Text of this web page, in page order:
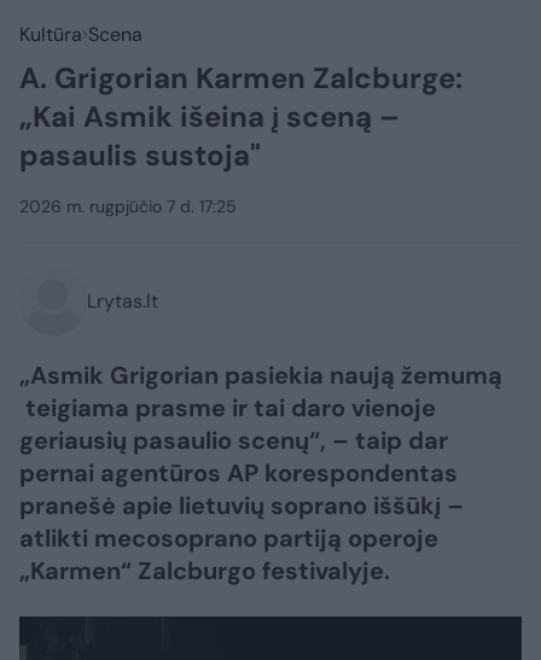
Kultūra Scena
A. Grigorian Karmen Zalcburge:
„Kai Asmik išeina į sceną –
pasaulis sustoja"
2026 m. rugpjūčio 7 d. 17:25
Lrytas.lt
„Asmik Grigorian pasiekia naują žemumą
teigiama prasme ir tai daro vienoje
geriausių pasaulio scenų“, – taip dar
pernai agentūros AP korespondentas
pranešė apie lietuvių soprano iššūkį –
atlikti mecosoprano partiją operoje
„Karmen“ Zalcburgo festivalyje.